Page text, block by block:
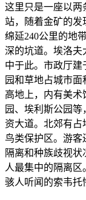
这里只是一座以两
站，随着金矿的发
绵延240公里的地
深的坑道。埃洛夫
中于此。市政厅建
园和草地占城市
高地上，内有美术
园、埃利斯公园
资大道。北郊有占
鸟类保护区。游客
隔离和种族歧视
人最集中的隔离区
骇人听闻的索韦托